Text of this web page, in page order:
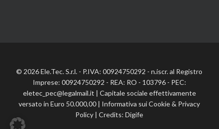
© 2026 Ele.Tec. S.r.l. - P.IVA: 00924750292 - n.iscr. al Registro
Imprese: 00924750292 - REA: RO - 103796 - PEC:
eletec_pec@legalmail.it | Capitale sociale effettivamente
versato in Euro 50.000,00 | Informativa sui Cookie& Privacy
Policy | Credits:Digife